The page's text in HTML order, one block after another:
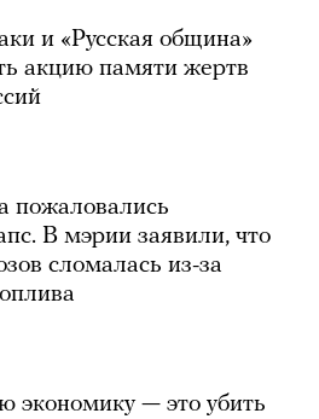
и «Русская община»
акцию памяти жертв
пожаловались
В мэрии заявили, что
сломалась из-за
экономику — это убить